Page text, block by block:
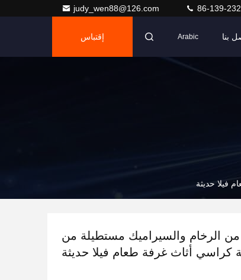
judy_wen88@126.com 86-139-
بنا Arabic إقتباس
فيلا حديثة
الرخام والسيراميك مستطيلة من
كراسي أثاث غرفة طعام فيلا حديثة